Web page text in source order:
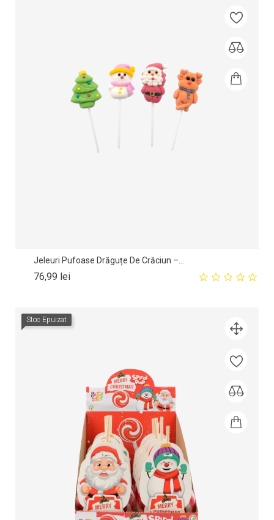
Jeleuri Pufoase Drăguțe De Crăciun –...
76,99 leiPret
Stoc Epuizat